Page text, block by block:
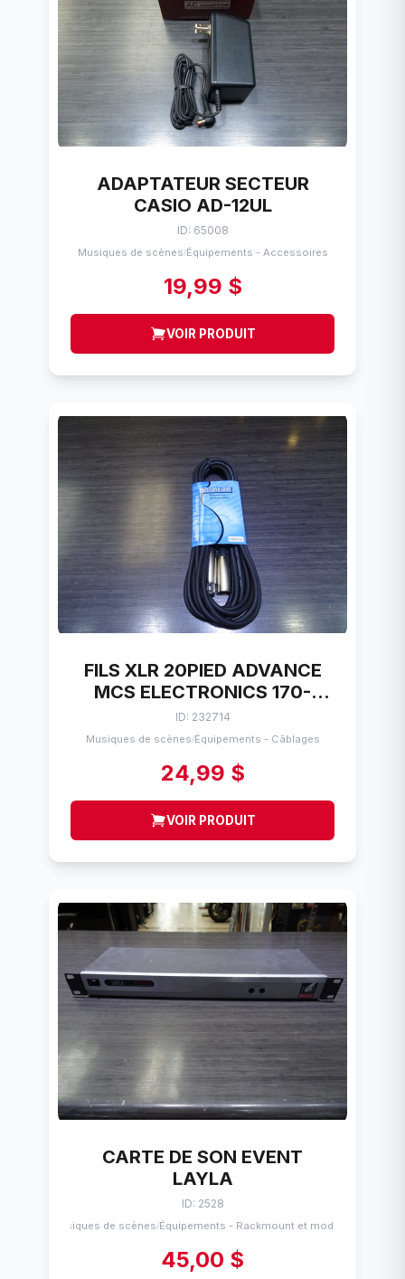
ADAPTATEUR SECTEUR
CASIO AD-12UL
ID: 65008
Musiques de scènes/Équipements - Accessoires
19,99 $
VOIR PRODUIT
FILS XLR 20PIED ADVANCE
MCS ELECTRONICS 170-
00XLR20-LOC
ID: 232714
Musiques de scènes/Équipements - Câblages
24,99 $
VOIR PRODUIT
CARTE DE SON EVENT
LAYLA
ID: 2528
Musiques de scènes/Équipements - Rackmount et modules
45,00 $